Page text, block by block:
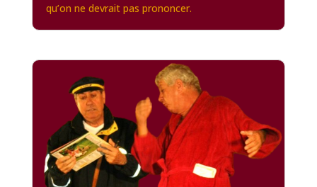
qu’on ne devrait pas prononcer.